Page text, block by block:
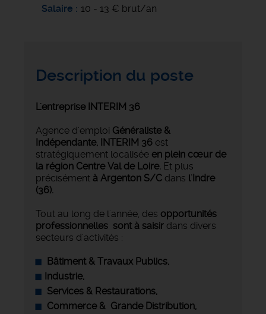
Salaire
10 - 13 € brut/an
Description du poste
L'entreprise INTERIM 36
Agence d'emploi Généraliste &
Indépendante, INTERIM 36 est
stratégiquement localisée en plein cœur de
la région Centre Val de Loire. Et plus
précisément à Argenton S/C dans l'Indre
(36).
Tout au long de l'année, des opportunités
professionnelles sont à saisir dans divers
secteurs d'activités :
Bâtiment & Travaux Publics,
Industrie,
‍ Services & Restaurations,
Commerce & Grande Distribution,